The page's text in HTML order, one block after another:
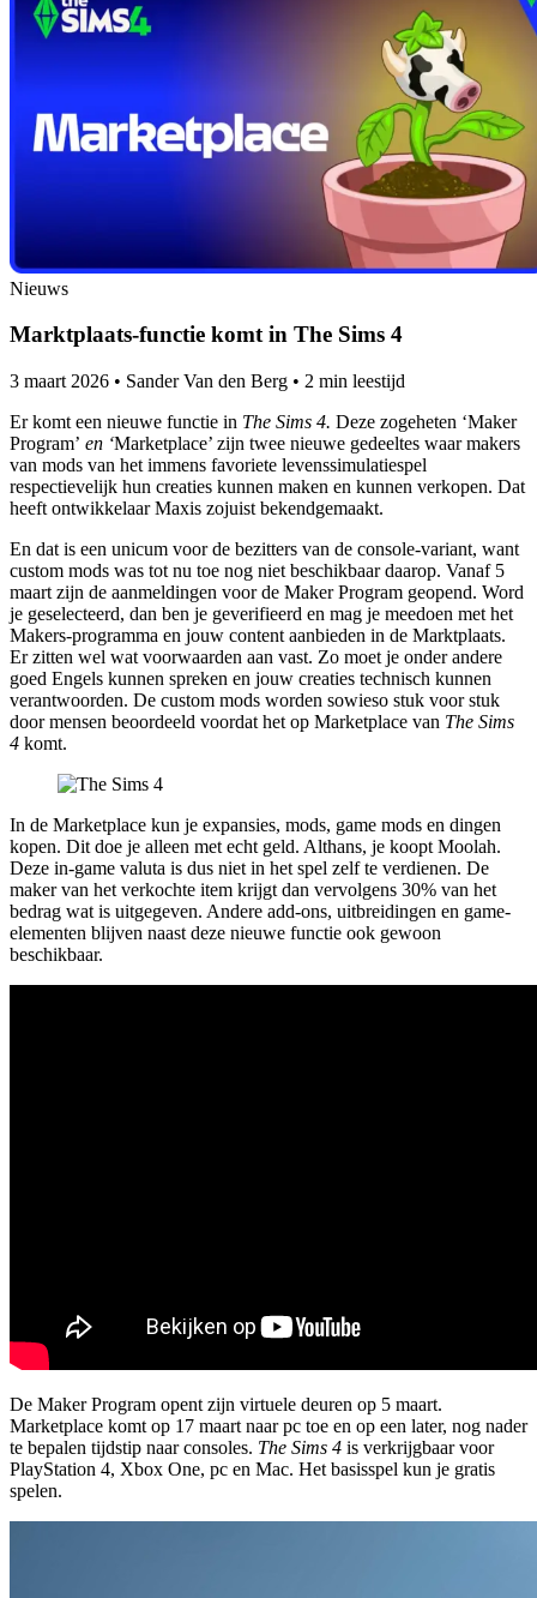
Nieuws
Marktplaats-functie komt in The Sims 4
3 maart 2026 • Sander Van den Berg • 2 min leestijd
Er komt een nieuwe functie in The Sims 4. Deze zogeheten ‘Maker
Program’ en ‘Marketplace’ zijn twee nieuwe gedeeltes waar makers
van mods van het immens favoriete levenssimulatiespel
respectievelijk hun creaties kunnen maken en kunnen verkopen. Dat
heeft ontwikkelaar Maxis zojuist bekendgemaakt.
En dat is een unicum voor de bezitters van de console-variant, want
custom mods was tot nu toe nog niet beschikbaar daarop. Vanaf 5
maart zijn de aanmeldingen voor de Maker Program geopend. Word
je geselecteerd, dan ben je geverifieerd en mag je meedoen met het
Makers-programma en jouw content aanbieden in de Marktplaats.
Er zitten wel wat voorwaarden aan vast. Zo moet je onder andere
goed Engels kunnen spreken en jouw creaties technisch kunnen
verantwoorden. De custom mods worden sowieso stuk voor stuk
door mensen beoordeeld voordat het op Marketplace van The Sims
4 komt.
In de Marketplace kun je expansies, mods, game mods en dingen
kopen. Dit doe je alleen met echt geld. Althans, je koopt Moolah.
Deze in-game valuta is dus niet in het spel zelf te verdienen. De
maker van het verkochte item krijgt dan vervolgens 30% van het
bedrag wat is uitgegeven. Andere add-ons, uitbreidingen en game-
elementen blijven naast deze nieuwe functie ook gewoon
beschikbaar.
De Maker Program opent zijn virtuele deuren op 5 maart.
Marketplace komt op 17 maart naar pc toe en op een later, nog nader
te bepalen tijdstip naar consoles. The Sims 4 is verkrijgbaar voor
PlayStation 4, Xbox One, pc en Mac. Het basisspel kun je gratis
spelen.